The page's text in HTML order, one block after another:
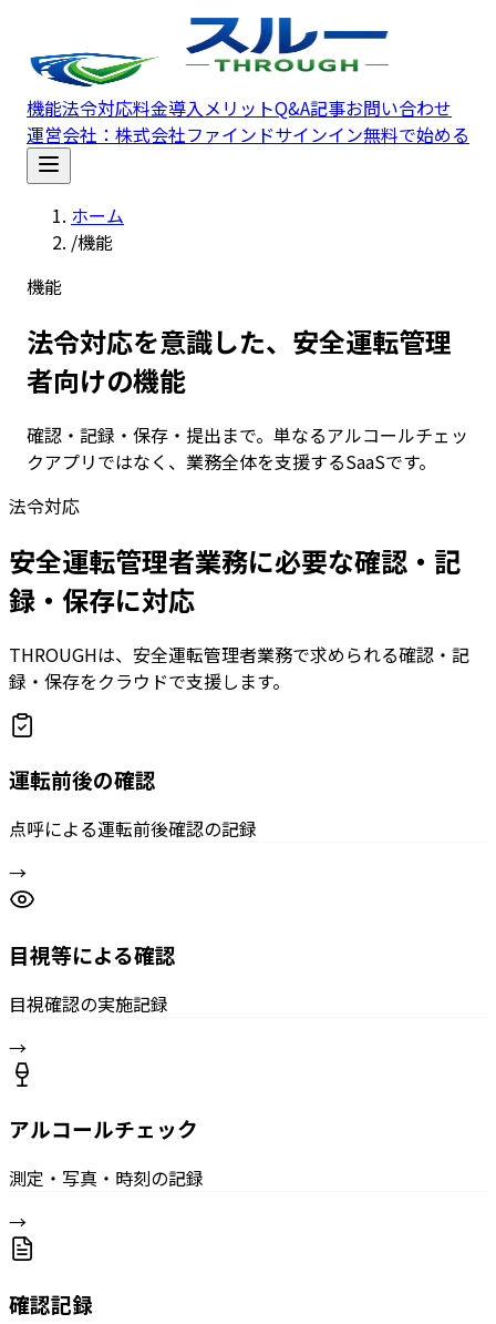
メインコンテンツへスキップ
機能法令対応料金導入メリットQ&A記事お問い合わせ
運営会社： 株式会社ファインドサインイン無料で始める
ホーム
/機能
機能
法令対応を意識した、安全運転管理
者向けの機能
確認・記録・保存・提出まで。単なるアルコールチェッ
クアプリではなく、業務全体を支援するSaaSです。
法令対応
安全運転管理者業務に必要な確認・記
録・保存に対応
THROUGHは、安全運転管理者業務で求められる確認・記
録・保存をクラウドで支援します。
運転前後の確認
点呼による運転前後確認の記録
→
目視等による確認
目視確認の実施記録
→
アルコールチェック
測定・写真・時刻の記録
→
確認記録